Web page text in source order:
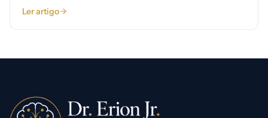
ponto certo está em entender quais sintomas e quais
Ler artigo